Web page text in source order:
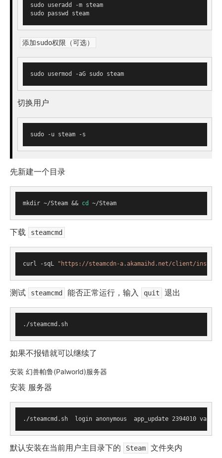
sudo useradd -m steam
sudo passwd steam
添加sudo权限（可选）
sudo usermod -aG sudo steam
切换用户
先新建一个目录
mkdir ~/Steam && cd ~/Steam
下载 steamcmd
curl -sqL "https://steamcdn-a.akamaihd.net/client/
测试 steamcmd 能否正常运行，输入 quit 退出
./steamcmd.sh
如果不报错就可以继续了
安装 幻兽帕鲁(Palworld)服务器
安装 服务器
默认安装在当前用户主目录下的 Steam 文件夹内